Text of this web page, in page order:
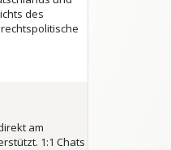
des
am
1:1 Chats